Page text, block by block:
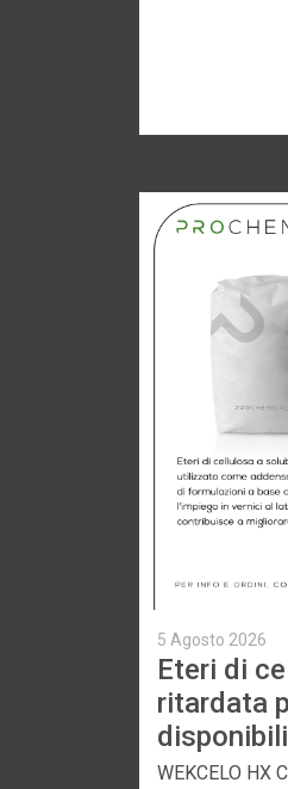
5 Agosto 2026
Eteri di
ritardata
WEKCELO HX